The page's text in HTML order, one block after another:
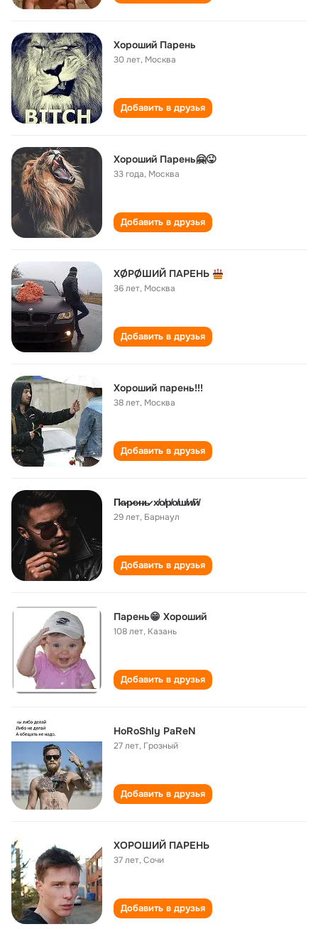
Хороший Парень
30 лет, Москва
Добавить в друзья
Хороший Парень🤗😜
33 года, Москва
Добавить в друзья
ХØРØШИЙ ПАРЕНЬ
36 лет, Москва
Добавить в друзья
Хороший парень!!!
38 лет, Москва
Добавить в друзья
П̷а̷р̷е̷н̷ь̷ х̸о̸р̸о̸ш̸и̸й̸
29 лет, Барнаул
Добавить в друзья
Парень😁 Хороший
108 лет, Казань
Добавить в друзья
HoRoShIy PaReN
27 лет, Грозный
Добавить в друзья
­ХОРОШИЙ ПАРЕНЬ
37 лет,Сочи
Добавить в друзья